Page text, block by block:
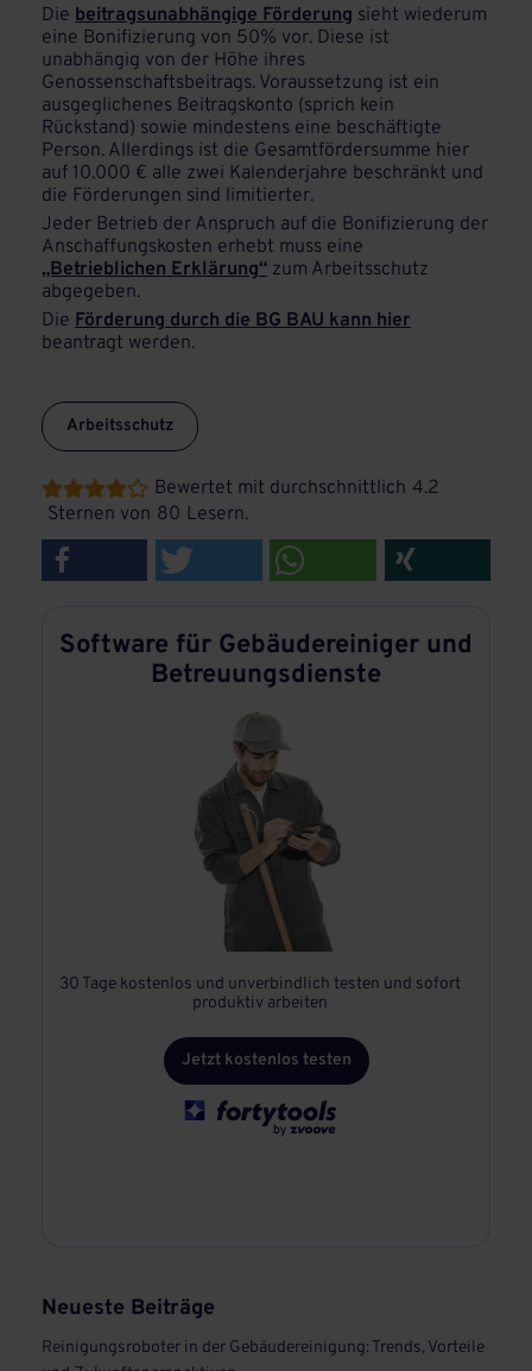
Die beitragsunabhängige Förderung sieht wiederum
eine Bonifizierung von 50% vor. Diese ist
unabhängig von der Höhe ihres
Genossenschaftsbeitrags. Voraussetzung ist ein
ausgeglichenes Beitragskonto (sprich kein
Rückstand) sowie mindestens eine beschäftigte
Person. Allerdings ist die Gesamtfördersumme hier
auf 10.000 € alle zwei Kalenderjahre beschränkt und
die Förderungen sind limitierter.
Jeder Betrieb der Anspruch auf die Bonifizierung der
Anschaffungskosten erhebt muss eine
„Betrieblichen Erklärung“ zum Arbeitsschutz
abgegeben.
Die Förderung durch die BG BAU kann hier
beantragt werden.
Arbeitsschutz
 Bewertet mit durchschnittlich 4.2
Sternen von 80 Lesern.
Software für Gebäudereiniger und
Betreuungsdienste
30 Tage kostenlos und unverbindlich testen und sofort
produktiv arbeiten
Jetzt kostenlos testen
Neueste Beiträge
Reinigungsroboter in der Gebäudereinigung: Trends, Vorteile